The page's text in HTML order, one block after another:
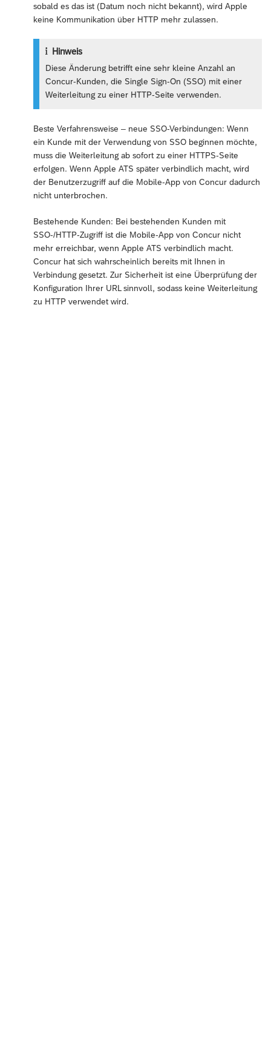
sobald es das ist (Datum noch nicht bekannt), wird Apple
keine Kommunikation über HTTP mehr zulassen.
Hinweis
Diese Änderung betrifft eine sehr kleine Anzahl an
Concur-Kunden, die Single Sign-On (SSO) mit einer
Weiterleitung zu einer HTTP-Seite verwenden.
Beste Verfahrensweise – neue SSO-Verbindungen: Wenn
ein Kunde mit der Verwendung von SSO beginnen möchte,
muss die Weiterleitung ab sofort zu einer HTTPS-Seite
erfolgen. Wenn Apple ATS später verbindlich macht, wird
der Benutzerzugriff auf die Mobile-App von Concur dadurch
nicht unterbrochen.
Bestehende Kunden: Bei bestehenden Kunden mit
SSO-/HTTP-Zugriff ist die Mobile-App von Concur nicht
mehr erreichbar, wenn Apple ATS verbindlich macht.
Concur hat sich wahrscheinlich bereits mit Ihnen in
Verbindung gesetzt. Zur Sicherheit ist eine Überprüfung der
Konfiguration Ihrer URL sinnvoll, sodass keine Weiterleitung
zu HTTP verwendet wird.